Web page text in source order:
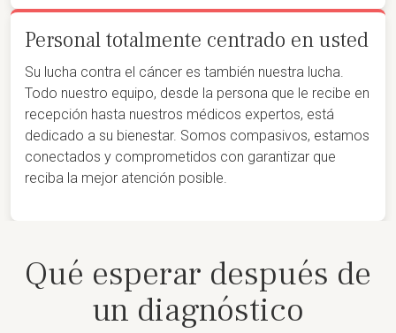
Personal totalmente centrado en usted
Su lucha contra el cáncer es también nuestra lucha.
Todo nuestro equipo, desde la persona que le recibe en
recepción hasta nuestros médicos expertos, está
dedicado a su bienestar. Somos compasivos, estamos
conectados y comprometidos con garantizar que
reciba la mejor atención posible.
Qué esperar después de
un diagnóstico